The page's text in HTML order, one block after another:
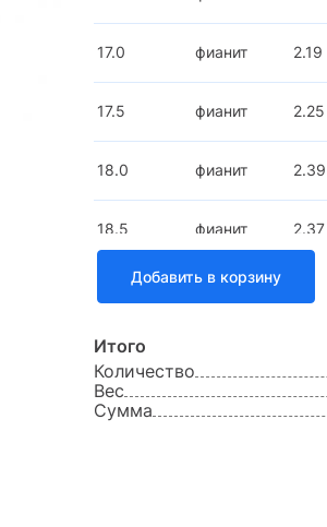
17.0 фианит 2.19
17.5 фианит 2.25
18.0 фианит 2.39
18.5 фианит 2.37
фианит
Добавить в корзину
Итого
Количество
Вес
Сумма